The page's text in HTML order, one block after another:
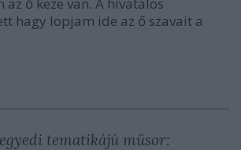
hagy lopjam ide az ő szavait a
tematikájú műsor: